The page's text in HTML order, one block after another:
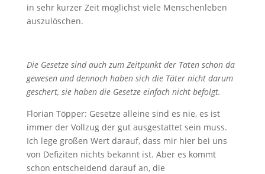
in sehr kurzer Zeit möglichst viele Menschenleben
auszulöschen.
Die Gesetze sind auch zum Zeitpunkt der Taten schon da
gewesen und dennoch haben sich die Täter nicht darum
geschert, sie haben die Gesetze einfach nicht befolgt.
Florian Töpper: Gesetze alleine sind es nie, es ist
immer der Vollzug der gut ausgestattet sein muss.
Ich lege großen Wert darauf, dass mir hier bei uns
von Defiziten nichts bekannt ist. Aber es kommt
schon entscheidend darauf an, die